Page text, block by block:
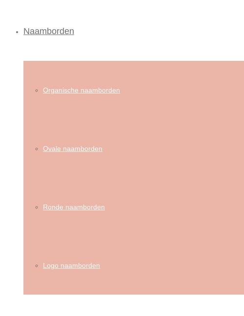
Naamborden
Organische naamborden
Ovale naamborden
Ronde naamborden
Logo naamborden